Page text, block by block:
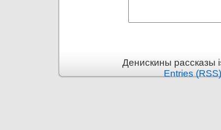
Денискины рассказы
Entries (RSS)